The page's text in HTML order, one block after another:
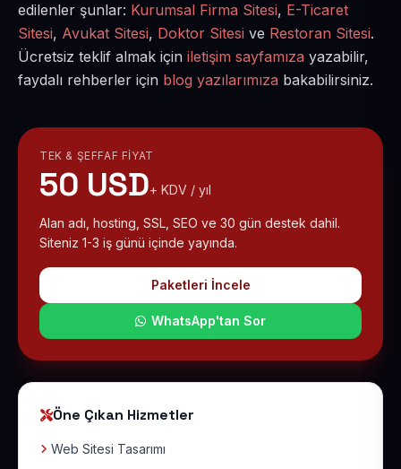
edilenler şunlar: Kurumsal Firma Sitesi, E-Ticaret
Sitesi, Avukat Sitesi, Doktor Sitesi ve Restoran Sitesi.
Ücretsiz teklif almak için iletişim sayfamıza yazabilir,
faydalı rehberler için blog yazılarımıza bakabilirsiniz.
TEK & ŞEFFAF FIYAT
50 USD+ KDV / yıl
Alan adı, hosting, SSL, SEO ve 30 gün destek dahil.
Siteniz 1-3 iş günü içinde yayında.
Paketleri İncele
WhatsApp'tan Sor
Öne Çıkan Hizmetler
Web Sitesi Tasarımı